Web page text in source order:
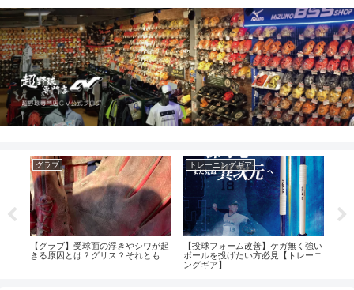
グラブ
【グラブ】受球面の浮きやシワが起
きる原因とは？グリス？それとも…
トレーニングギア
【投球フォーム改善】ケガ無く強い
ボールを投げたい方必見【トレーニ
ングギア】